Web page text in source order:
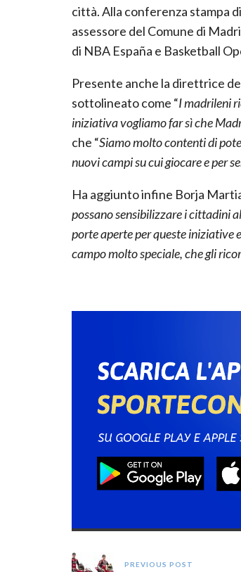
città. Alla conferenza stampa
assessore del Comune di
di NBA España e Basketball
Presente anche la direttrice
sottolineato come “I madrileni
iniziativa vogliamo far sì che
che “Siamo molto contenti di
nuovi campi su cui giocare e per
Ha aggiunto infine Borja
possano sensibilizzare i cittadini
porte aperte per queste iniziative
campo molto speciale, che gli
PREVIOUS POST